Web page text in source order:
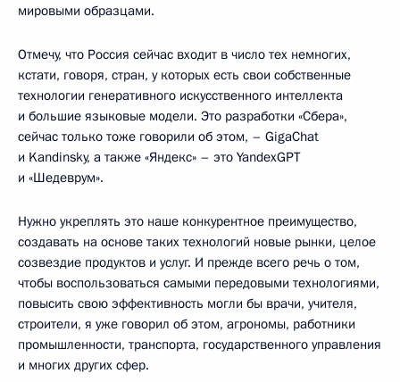
мировыми образцами.
Отмечу, что Россия сейчас входит в число тех немногих,
кстати, говоря, стран, у которых есть свои собственные
технологии генеративного искусственного интеллекта
и большие языковые модели. Это разработки «Сбера»,
сейчас только тоже говорили об этом, – GigaChat
и Kandinsky, а также «Яндекс» – это YandexGPT
и «Шедеврум».
Нужно укреплять это наше конкурентное преимущество,
создавать на основе таких технологий новые рынки, целое
созвездие продуктов и услуг. И прежде всего речь о том,
чтобы воспользоваться самыми передовыми технологиями,
повысить свою эффективность могли бы врачи, учителя,
строители, я уже говорил об этом, агрономы, работники
промышленности, транспорта, государственного управления
и многих других сфер.